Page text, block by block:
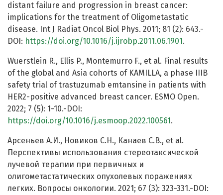
distant failure and progression in breast cancer:
implications for the treatment of Oligometastatic
disease. Int J Radiat Oncol Biol Phys. 2011; 81 (2): 643.-
DOI: https://doi.org/10.1016/j.ijrobp.2011.06.1901 .
Wuerstlein R., Ellis P., Montemurro F., et al. Final results
of the global and Asia cohorts of KAMILLA, a phase IIIB
safety trial of trastuzumab emtansine in patients with
HER2-positive advanced breast cancer. ESMO Open.
2022; 7 (5): 1-10.-DOI:
https://doi.org/10.1016/j.esmoop.2022.100561 .
Арсеньев А.И., Новиков С.Н., Канаев С.В., et al.
Перспективы использования стереотаксической
лучевой терапии при первичных и
олигометастатических опухолевых поражениях
легких. Вопросы онкологии. 2021; 67 (3): 323-331.-DOI: